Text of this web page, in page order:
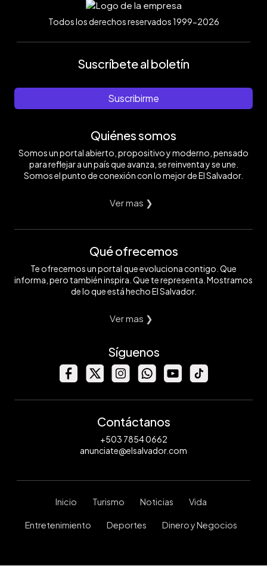
Todos los derechos reservados 1999-2026
Suscríbete al boletín
Suscribirme
Quiénes somos
Somos un portal abierto, propositivo y moderno, pensado
para reflejar a un país que avanza, se reinventa y se une.
Somos el punto de conexión con lo mejor de El Salvador.
Ver mas ❯
Qué ofrecemos
Te ofrecemos un portal que evoluciona contigo. Que
informa, pero también inspira. Que te representa. Mostramos
de lo que está hecho El Salvador.
Ver mas ❯
Síguenos
Contáctanos
+503 7854 0662
anunciate@elsalvador.com
Inicio Turismo Noticias Vida
Entretenimiento Deportes Dinero y Negocios